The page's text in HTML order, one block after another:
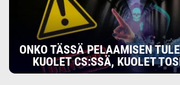
ONKO TÄSSÄ PELAAMISEN
KUOLET CS:SSÄ, KUOLET